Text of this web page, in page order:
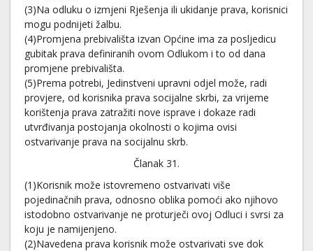
(3)Na odluku o izmjeni Rješenja ili ukidanje prava, korisnici
mogu podnijeti žalbu.
(4)Promjena prebivališta izvan Općine ima za posljedicu
gubitak prava definiranih ovom Odlukom i to od dana
promjene prebivališta.
(5)Prema potrebi, Jedinstveni upravni odjel može, radi
provjere, od korisnika prava socijalne skrbi, za vrijeme
korištenja prava zatražiti nove isprave i dokaze radi
utvrđivanja postojanja okolnosti o kojima ovisi
ostvarivanje prava na socijalnu skrb.
Članak 31.
(1)Korisnik može istovremeno ostvarivati više
pojedinačnih prava, odnosno oblika pomoći ako njihovo
istodobno ostvarivanje ne proturječi ovoj Odluci i svrsi za
koju je namijenjeno.
(2)Navedena prava korisnik može ostvarivati sve dok